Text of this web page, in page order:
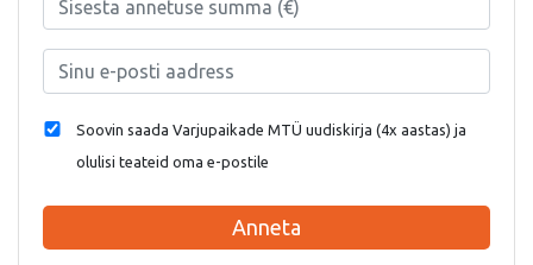
Soovin saada Varjupaikade MTÜ uudiskirja (4x aastas) ja
olulisi teateid oma e-postile
Anneta